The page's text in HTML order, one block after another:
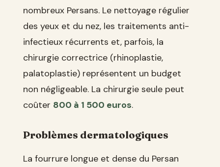
nombreux Persans. Le nettoyage régulier
des yeux et du nez, les traitements anti-
infectieux récurrents et, parfois, la
chirurgie correctrice (rhinoplastie,
palatoplastie) représentent un budget
non négligeable. La chirurgie seule peut
coûter 800 à 1 500 euros.
Problèmes dermatologiques
La fourrure longue et dense du Persan